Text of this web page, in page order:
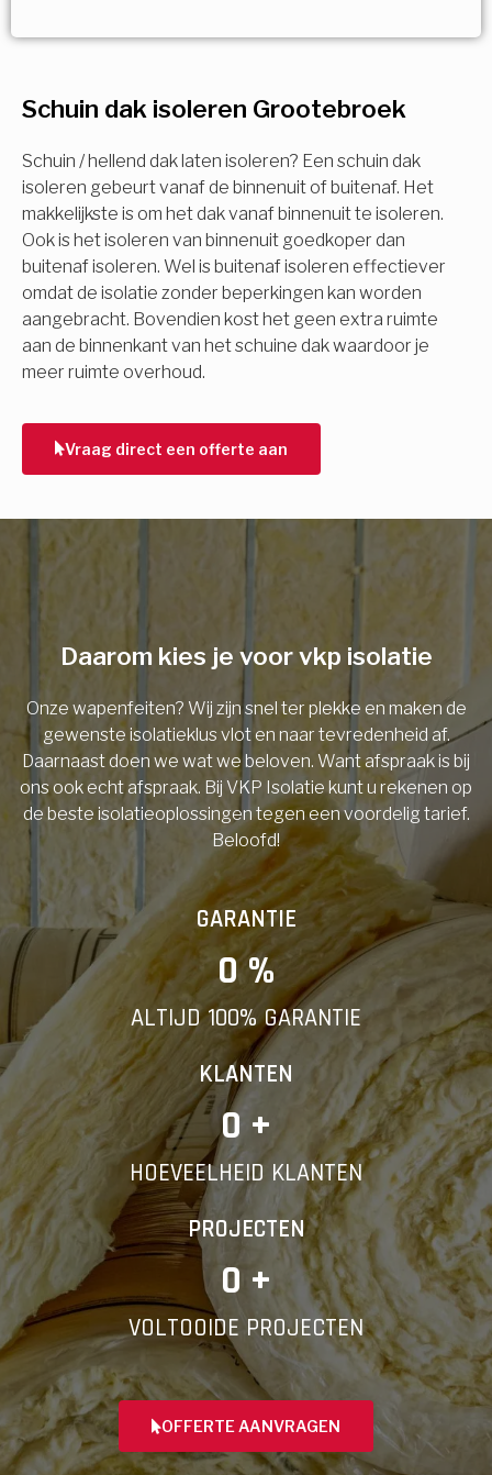
Schuin dak isoleren Grootebroek
Schuin / hellend dak laten isoleren? Een schuin dak
isoleren gebeurt vanaf de binnenuit of buitenaf. Het
makkelijkste is om het dak vanaf binnenuit te isoleren.
Ook is het isoleren van binnenuit goedkoper dan
buitenaf isoleren. Wel is buitenaf isoleren effectiever
omdat de isolatie zonder beperkingen kan worden
aangebracht. Bovendien kost het geen extra ruimte
aan de binnenkant van het schuine dak waardoor je
meer ruimte overhoud.
Vraag direct een offerte aan
Meerdere keuzes mogelijk
Isolatiemaatregel
Spouwisolatie
Vloerisolatie
Dakisolatie
Gevelisolatie
Vorige Volgende
subsidie!
Vul uw gegevens in en ontvang nu direct uw
berekening per mail.
Voornaam
Telefoonnummer
Vorige
Daarom kies je voor vkp isolatie
Onze wapenfeiten? Wij zijn snel ter plekke en maken de
gewenste isolatieklus vlot en naar tevredenheid af.
Daarnaast doen we wat we beloven. Want afspraak is bij
ons ook echt afspraak. Bij VKP Isolatie kunt u rekenen op
de beste isolatieoplossingen tegen een voordelig tarief.
Beloofd!
GARANTIE
0 %
ALTIJD 100% GARANTIE
KLANTEN
0 +
HOEVEELHEID KLANTEN
PROJECTEN
0 +
VOLTOOIDE PROJECTEN
OFFERTE AANVRAGEN